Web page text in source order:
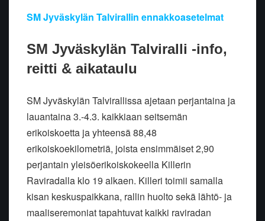
SM Jyväskylän Talvirallin ennakkoasetelmat
SM Jyväskylän Talviralli -info,
reitti & aikataulu
SM Jyväskylän Talvirallissa ajetaan perjantaina ja
lauantaina 3.-4.3. kaikkiaan seitsemän
erikoiskoetta ja yhteensä 88,48
erikoiskoekilometriä, joista ensimmäiset 2,90
perjantain yleisöerikoiskokeella Killerin
Raviradalla klo 19 alkaen. Killeri toimii samalla
kisan keskuspaikkana, rallin huolto sekä lähtö- ja
maaliseremoniat tapahtuvat kaikki raviradan